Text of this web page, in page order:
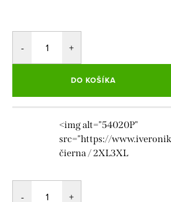
DO KOŠÍKA
<img alt="54020P"
src="https://
čierna / 2XL3XL